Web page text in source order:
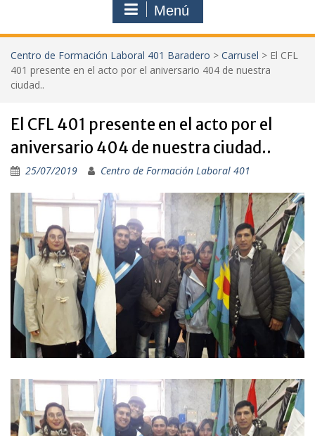
Menú
Centro de Formación Laboral 401 Baradero > Carrusel > El CFL
401 presente en el acto por el aniversario 404 de nuestra
ciudad..
El CFL 401 presente en el acto por el
aniversario 404 de nuestra ciudad..
25/07/2019 Centro de Formación Laboral 401